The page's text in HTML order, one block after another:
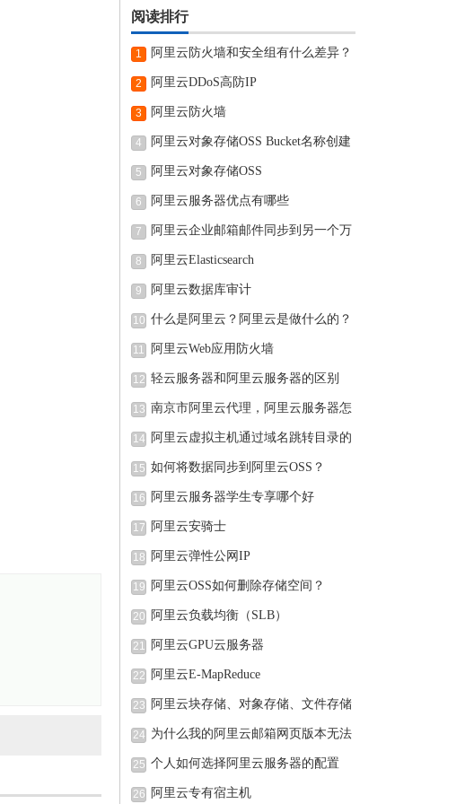
阅读排行
1 阿里云防火墙和安全组有什么差异？
2 阿里云DDoS高防IP
3 阿里云防火墙
4
阿里云对象存储OSS Bucket名称创建
完可
5 阿里云对象存储OSS
6 阿里云服务器优点有哪些
7 阿里云企业邮箱邮件同步到另一个万
8 阿里云Elasticsearch
9 阿里云数据库审计
10 什么是阿里云？阿里云是做什么的？
11 阿里云Web应用防火墙
12 轻云服务器和阿里云服务器的区别
13 南京市阿里云代理，阿里云服务器怎
14 阿里云虚拟主机通过域名跳转目录的
15 如何将数据同步到阿里云OSS？
16 阿里云服务器学生专享哪个好
17 阿里云安骑士
18 阿里云弹性公网IP
19 阿里云OSS如何删除存储空间？
20 阿里云负载均衡（SLB）
21 阿里云GPU云服务器
22 阿里云E-MapReduce
23 阿里云块存储、对象存储、文件存储
24 为什么我的阿里云邮箱网页版本无法
25 个人如何选择阿里云服务器的配置
26 阿里云专有宿主机